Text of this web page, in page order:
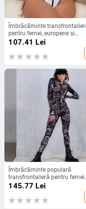
Îmbrăcăminte
pentru femei, europene și
americane, Spice Girls, culoare
contrastantă, modelare a
Siaman, sexy, strâmt, cu
107.41 Lei
Îmbrăcăminte populară
transfrontalieră pentru femei
europene și americane,
nouă modă, pentru femei,
imprimată, talie subțire, look,
145.77 Lei